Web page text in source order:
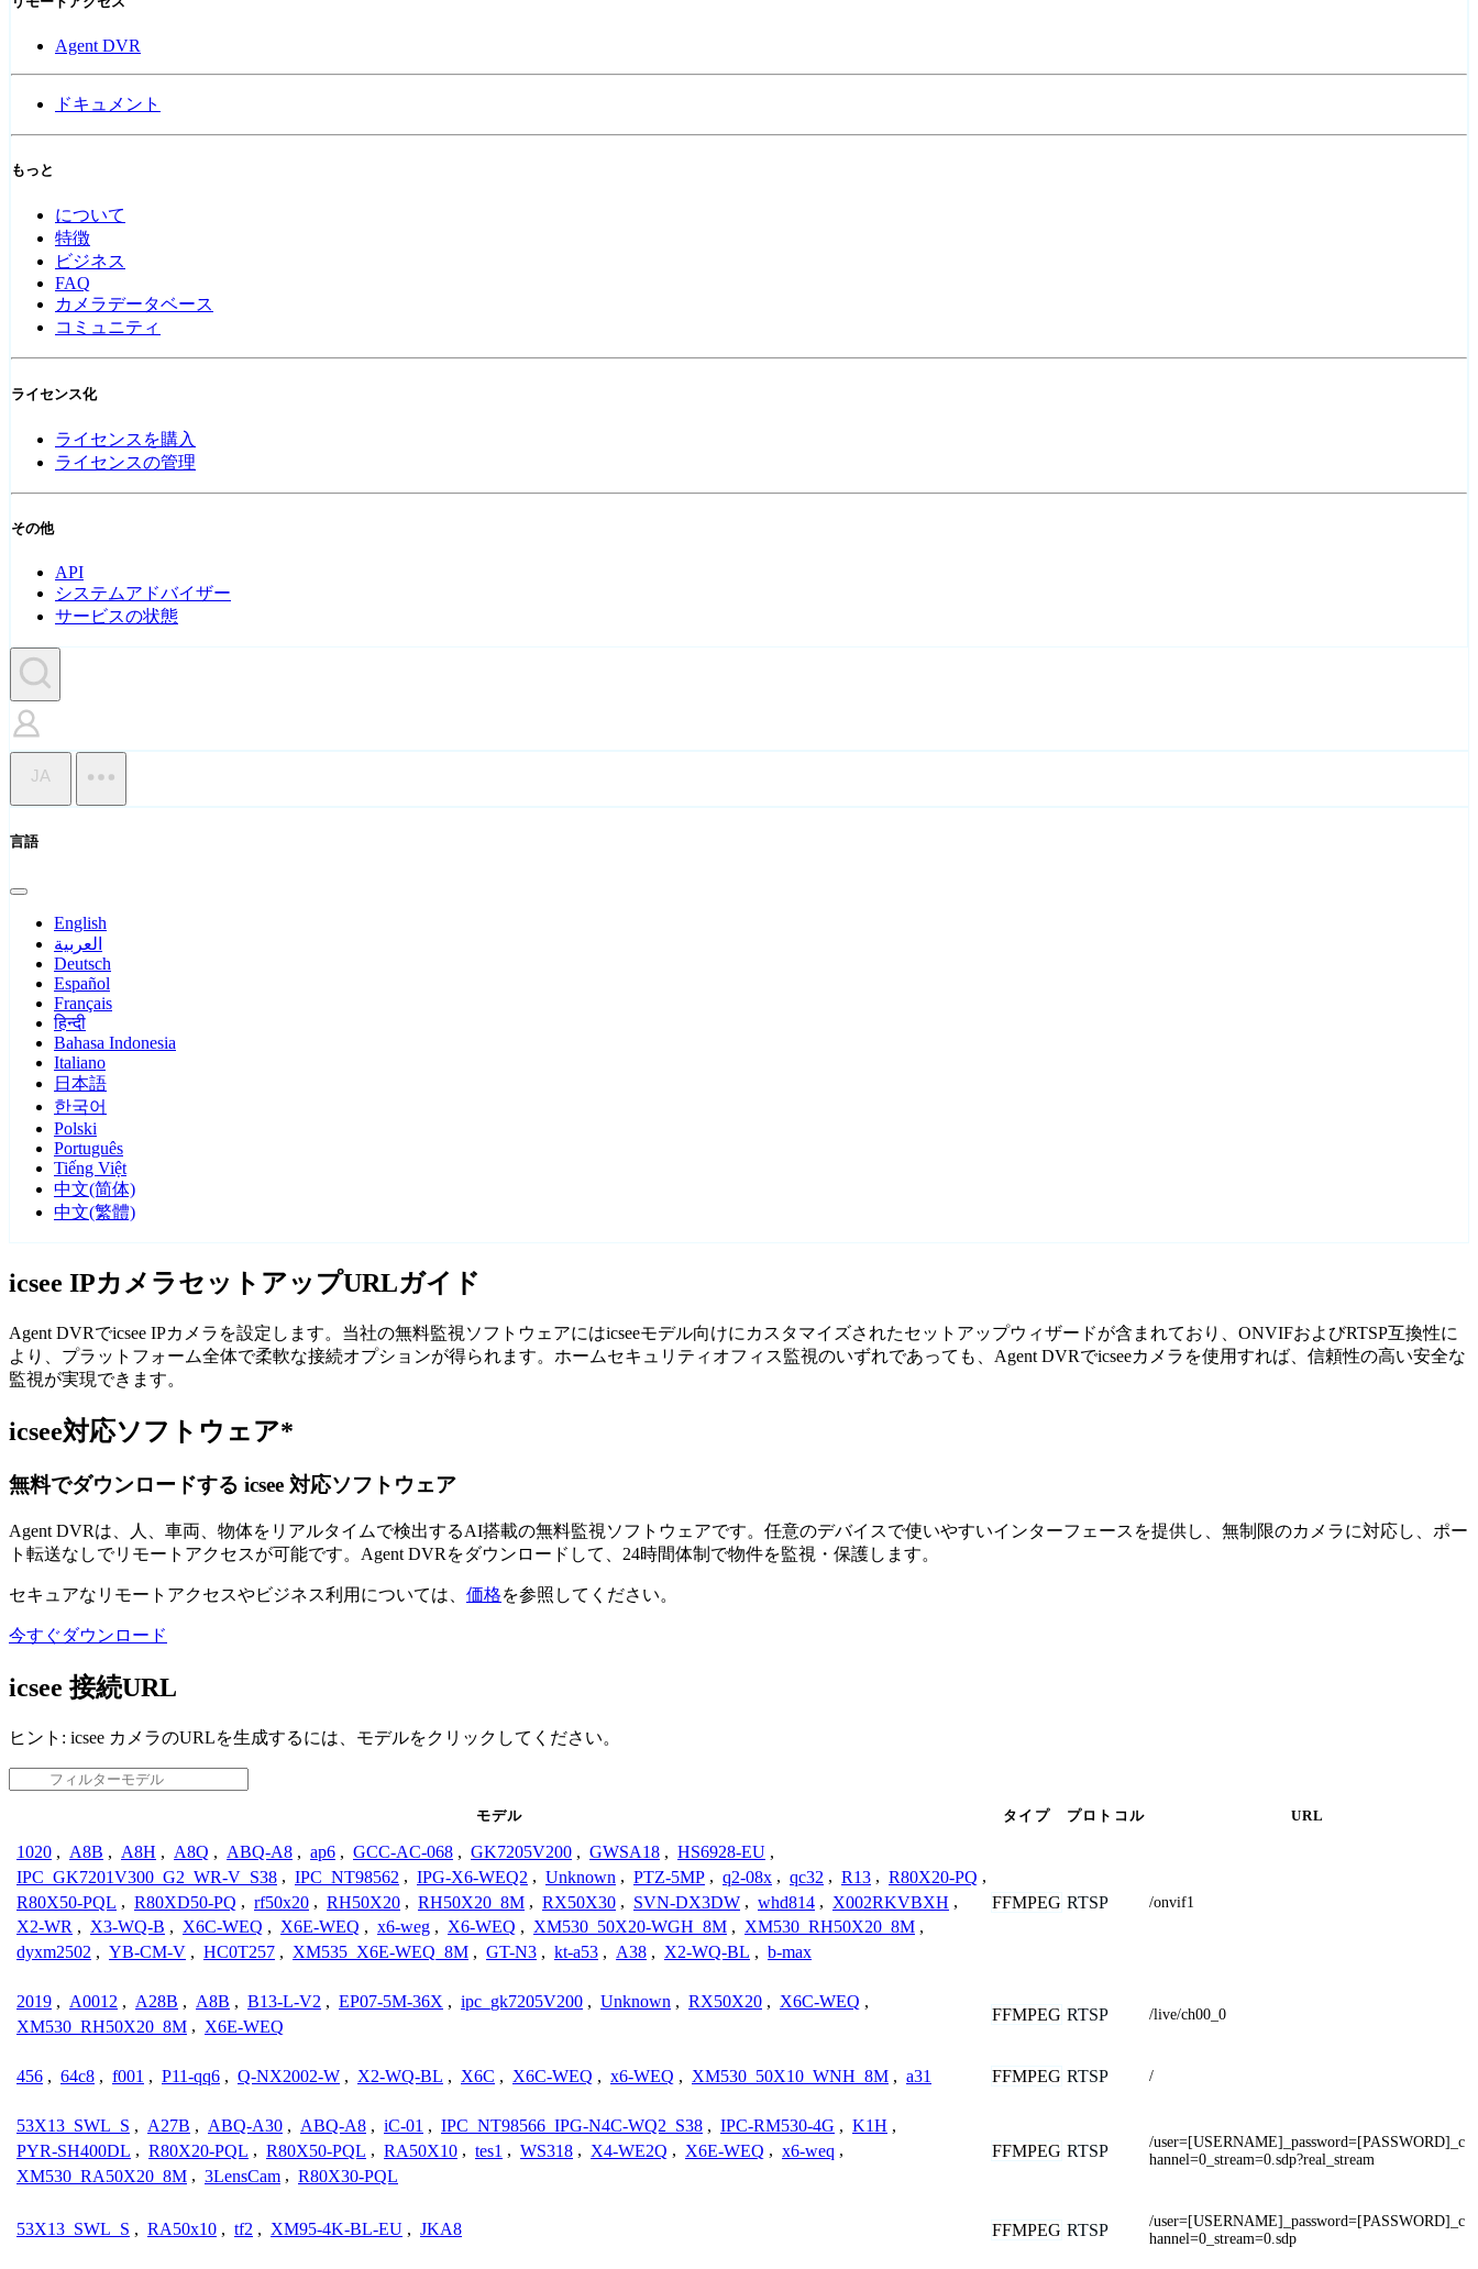
Agent DVR
ドキュメント
もっと
について
特徴
ビジネス
FAQ
カメラデータベース
コミュニティ
ライセンス化
ライセンスを購入
ライセンスの管理
その他
API
システムアドバイザー
サービスの状態
JA
言語
English
العربية
Deutsch
Español
Français
हिन्दी
Bahasa Indonesia
Italiano
日本語
한국어
Polski
Português
Tiếng Việt
中文(简体)
中文(繁體)
icsee IPカメラセットアップURLガイド
Agent DVRでicsee IPカメラを設定します。当社の無料監視ソフトウェアにはicseeモデル向けにカスタマイズされたセットアップウィザードが含まれており、ONVIFおよびRTSP互換性に
より、プラットフォーム全体で柔軟な接続オプションが得られます。ホームセキュリティオフィス監視のいずれであっても、Agent DVRでicseeカメラを使用すれば、信頼性の高い安全な
監視が実現できます。
icsee対応ソフトウェア*
無料でダウンロードする icsee 対応ソフトウェア
Agent DVRは、人、車両、物体をリアルタイムで検出するAI搭載の無料監視ソフトウェアです。任意のデバイスで使いやすいインターフェースを提供し、無制限のカメラに対応し、ポー
ト転送なしでリモートアクセスが可能です。Agent DVRをダウンロードして、24時間体制で物件を監視・保護します。
セキュアなリモートアクセスやビジネス利用については、 価格を参照してください。
今すぐダウンロード
icsee 接続URL
ヒント: icsee カメラのURLを生成するには、モデルをクリックしてください。
モデル タイプ プロトコル URL
1020 , A8B , A8H , A8Q , ABQ-A8 , ap6 , GCC-AC-068 , GK7205V200 , GWSA18 , HS6928-EU ,
IPC_GK7201V300_G2_WR-V_S38 , IPC_NT98562 , IPG-X6-WEQ2 , Unknown , PTZ-5MP , q2-08x , qc32 , R13 , R80X20-PQ ,
R80X50-PQL , R80XD50-PQ , rf50x20 , RH50X20 , RH50X20_8M , RX50X30 , SVN-DX3DW , whd814 , X002RKVBXH ,
X2-WR , X3-WQ-B , X6C-WEQ , X6E-WEQ , x6-weg , X6-WEQ , XM530_50X20-WGH_8M , XM530_RH50X20_8M ,
dyxm2502 , YB-CM-V , HC0T257 , XM535_X6E-WEQ_8M , GT-N3 , kt-a53 , A38 , X2-WQ-BL , b-max
FFMPEG RTSP /onvif1
2019 , A0012 , A28B , A8B , B13-L-V2 , EP07-5M-36X , ipc_gk7205V200 , Unknown , RX50X20 , X6C-WEQ ,
XM530_RH50X20_8M , X6E-WEQ
FFMPEG RTSP /live/ch00_0
456 , 64c8 , f001 , P11-qq6 , Q-NX2002-W , X2-WQ-BL , X6C , X6C-WEQ , x6-WEQ , XM530_50X10_WNH_8M , a31 FFMPEG RTSP /
53X13_SWL_S , A27B , ABQ-A30 , ABQ-A8 , iC-01 , IPC_NT98566_IPG-N4C-WQ2_S38 , IPC-RM530-4G , K1H ,
PYR-SH400DL , R80X20-PQL , R80X50-PQL , RA50X10 , tes1 , WS318 , X4-WE2Q , X6E-WEQ , x6-weq ,
XM530_RA50X20_8M , 3LensCam , R80X30-PQL
FFMPEG RTSP
/user=[USERNAME]_password=[PASSWORD]_c
hannel=0_stream=0.sdp?real_stream
53X13_SWL_S , RA50x10 , tf2 , XM95-4K-BL-EU , JKA8 FFMPEG RTSP
/user=[USERNAME]_password=[PASSWORD]_c
hannel=0_stream=0.sdp